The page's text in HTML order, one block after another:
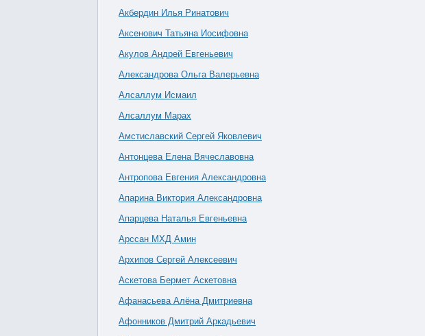
Акбердин Илья Ринатович
Аксенович Татьяна Иосифовна
Акулов Андрей Евгеньевич
Александрова Ольга Валерьевна
Алсаллум Исмаил
Алсаллум Марах
Амстиславский Сергей Яковлевич
Антонцева Елена Вячеславовна
Антропова Евгения Александровна
Апарина Виктория Александровна
Апарцева Наталья Евгеньевна
Арссан МХД Амин
Архипов Сергей Алексеевич
Аскетова Бермет Аскетовна
Афанасьева Алёна Дмитриевна
Афонников Дмитрий Аркадьевич